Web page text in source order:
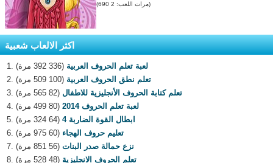
(مرات اللعب: 2 690)
اكثر الالعاب شعبية
لعبة تعلم الحروف العربية (336 392 مرة)
تعلم نطق الحروف العربية (100 509 مرة)
تعلم كتابة الحروف الأنجليزية للاطفال (82 565 مرة)
لعبة تعلم الحروف 2014
(80 499 مرة)
ابطال القوة الضاربة 4
(64 324 مرة)
تعليم حروف الهجاء (60 975 مرة)
نزع حمالة صدر البنات (56 851 مرة)
تعلم الحروف الانجليزية (48 528 مرة)